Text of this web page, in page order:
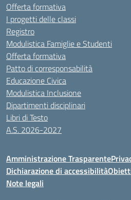
Offerta formativa
I progetti delle classi
Registro
Modulistica Famiglie e Studenti
Offerta formativa
Patto di corresponsabilità
Educazione Civica
Modulistica Inclusione
Dipartimenti disciplinari
Libri di Testo
A.S. 2026-2027
Amministrazione Trasparente
Dichiarazione di accessibilità
Note legali